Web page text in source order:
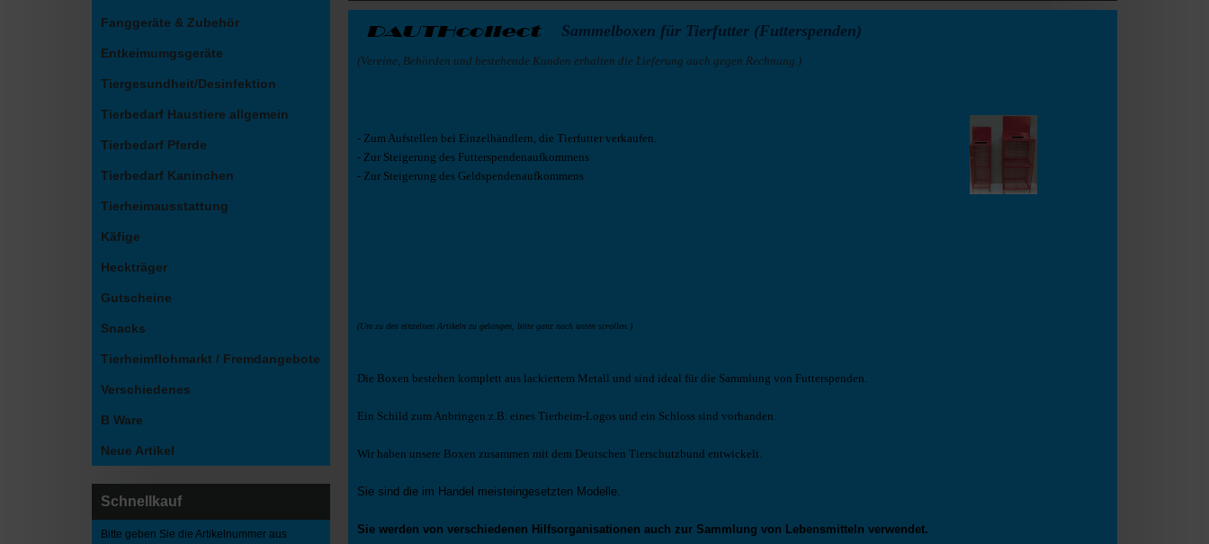
Sammelboxen für Tierfutter (Futterspenden)
(Vereine, Behörden und bestehende Kunden erhalten die Lieferung auch gegen Rechnung.)
- Zum Aufstellen bei Einzelhändlern, die Tierfutter verkaufen.
- Zur Steigerung des Futterspendenaufkommens
- Zur Steigerung des Geldspendenaufkommens
(Um zu den einzelnen Artikeln zu gelangen, bitte ganz nach unten scrollen.)
Die Boxen bestehen komplett aus lackiertem Metall und sind ideal für die Sammlung von Futterspenden.
Ein Schild zum Anbringen z.B. eines Tierheim-Logos und ein Schloss sind vorhanden.
Wir haben unsere Boxen zusammen mit dem Deutschen Tierschutzbund entwickelt.
Sie sind die im Handel meisteingesetzten Modelle.
Sie werden von verschiedenen Hilfsorganisationen auch zur Sammlung von Lebensmitteln verwendet.
Fanggeräte & Zubehör
Entkeimumgsgeräte
Tiergesundheit/Desinfektion
Tierbedarf Haustiere allgemein
Tierbedarf Pferde
Tierbedarf Kaninchen
Tierheimausstattung
Käfige
Heckträger
Gutscheine
Snacks
Tierheimflohmarkt / Fremdangebote
Verschiedenes
B Ware
Neue Artikel
Schnellkauf
Bitte geben Sie die Artikelnummer aus